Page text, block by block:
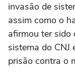
invasão de
assim como o
afirmou ter sido
sistema do CNJ
prisão contra o